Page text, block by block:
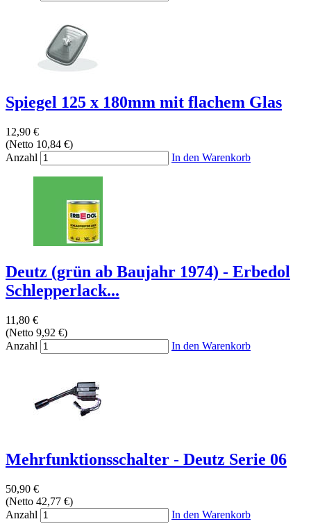
Spiegel 125 x 180mm mit flachem Glas
12,90 €
(Netto 10,84 €)
Anzahl
In den Warenkorb
Deutz (grün ab Baujahr 1974) - Erbedol
Schlepperlack...
11,80 €
(Netto 9,92 €)
Anzahl
In den Warenkorb
Mehrfunktionsschalter - Deutz Serie 06
50,90 €
(Netto 42,77 €)
Anzahl
In den Warenkorb